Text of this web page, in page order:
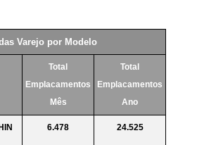
Varejo por Modelo
Total
Emplacamentos
Mês
Total
Emplacamentos
Ano
6.478 24.525